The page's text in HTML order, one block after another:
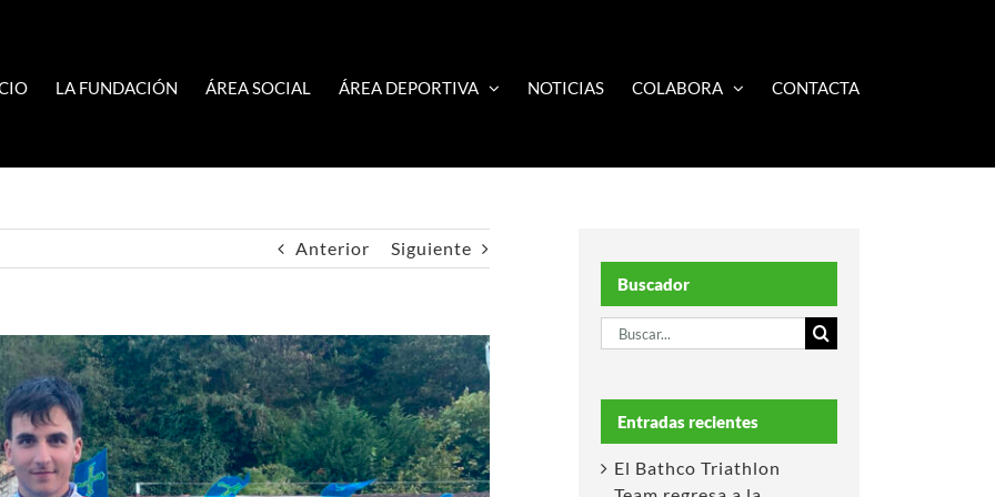
LA FUNDACIÓN ÁREA SOCIAL ÁREA DEPORTIVA NOTICIAS COLABORA CONTACTA
Anterior Siguiente
Buscador
Buscar:
Entradas recientes
El Bathco Triathlon